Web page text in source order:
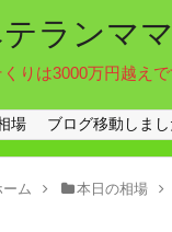
ランマ
りは3000万円越え
場 ブログ移動しまし
ーム 本日の相場